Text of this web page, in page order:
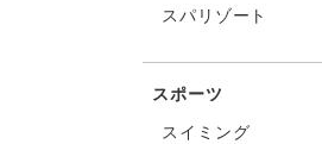
スパリゾート
スポーツ
スイミング